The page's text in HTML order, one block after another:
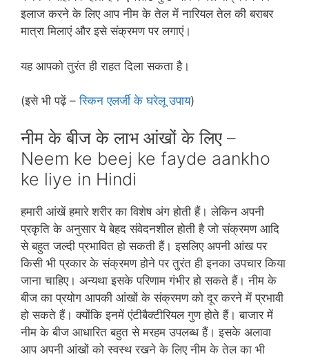
इलाज करने के लिए आप नीम के तेल में नारियल तेल की बराबर
मात्रा मिलाएं और इसे संक्रमण पर लगाएं।
यह आपको तुरंत ही राहत दिला सकता है।
(इसे भी पढ़ें –स्किन एलर्जी के घरेलू उपाय)
नीम के बीज के लाभ आंखों के लिए –
Neem ke beej ke fayde aankho
ke liye in Hindi
हमारी आंखें हमारे शरीर का विशेष अंग होती हैं। लेकिन अपनी
प्रकृति के अनुसार ये बेहद संवेदनशील होती है जो संक्रमण आदि
से बहुत जल्‍दी प्रभावित हो सकती हैं। इसलिए अपनी आंख पर
किसी भी प्रकार के संक्रमण होने पर तुरंत ही इनका उपचार किया
जाना चाहिए। अन्‍यथा इसके परिणाम गंभीर हो सकते हैं। नीम के
बीज का प्रयोग आपकी आंखों के संक्रमण को दूर करने में प्रभावी
हो सकते हैं। क्‍योंकि इनमें एंटीबैक्‍टीरियल गुण होते हैं। बाजार में
नीम के बीज आधारित बहुत से मरहम उपलब्‍ध हैं। इसके अलावा
आप अपनी आंखों को स्‍वस्‍थ रखने के लिए नीम के तेल का भी